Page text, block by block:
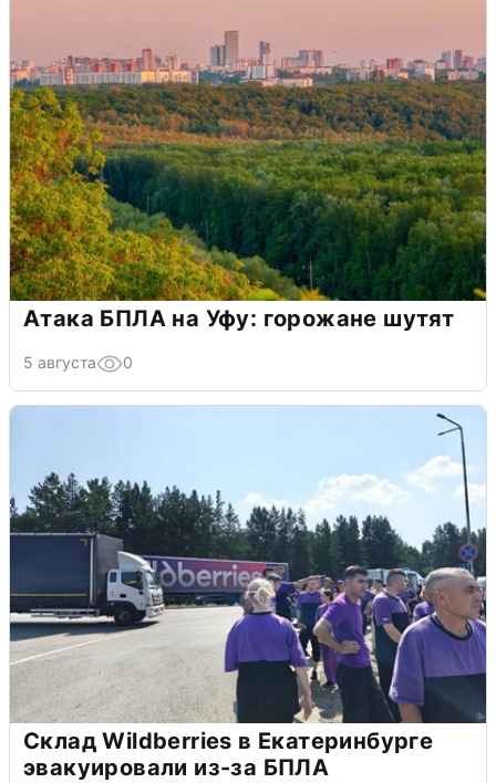
Атака БПЛА на Уфу: горожане шутят
5 августа 0
Склад Wildberries в Екатеринбурге
эвакуировали из-за БПЛА